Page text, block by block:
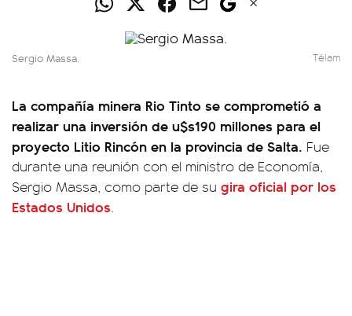
Sergio Massa. Télam
La compañía minera Rio Tinto se comprometió a
realizar una inversión de u$s190 millones para el
proyecto Litio Rincón en la provincia de Salta. Fue
durante una reunión con el ministro de Economía,
Sergio Massa, como parte de su gira oficial por los
Estados Unidos.